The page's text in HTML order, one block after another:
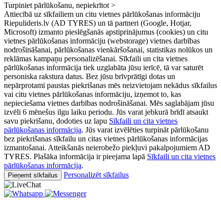
Turpiniet pārlūkošanu, nepiekrītot >
Attiecībā uz sīkfailiem un citu vietnes pārlūkošanas informāciju
Riepulideris.lv (AD TYRES) un tā partneri (Google, Hotjar,
Microsoft) izmanto pieslēgšanās apstiprinājumus (cookies) un citu
vietnes pārlūkošanas informāciju (webstorage) vietnes darbības
nodrošināšanai, pārlūkošanas vienkāršošanai, statistikas nolūkos un
reklāmas kampaņu personalizēšanai. Sīkfaili un cita vietnes
pārlūkošanas informācija tiek uzglabāta jūsu ierīcē, tā var saturēt
personiska rakstura datus. Bez jūsu brīvprātīgi dotas un
nepārprotami paustas piekrišanas mēs neizvietojam nekādus sīkfailus
vai citu vietnes pārlūkošanas informāciju, izņemot to, kas
nepieciešama vietnes darbības nodrošināšanai. Mēs saglabājam jūsu
izvēli 6 mēnešus ilgu laiku periodu. Jūs varat jebkurā brīdī atsaukt
savu piekrišanu, dodoties uz lapu Sīkfaili un cita vietnes
pārlūkošanas informācija. Jūs varat izvēlēties turpināt pārlūkošanu
bez piekrišanas sīkfailu un citas vietnes pārlūkošanas informācijas
izmantošanai. Atteikšanās neierobežo piekļuvi pakalpojumiem AD
TYRES. Plašāka informācija ir pieejama lapā Sīkfaili un cita vietnes
pārlūkošanas informācija.
Pieņemt sīkfailus Personalizēt sīkfailus